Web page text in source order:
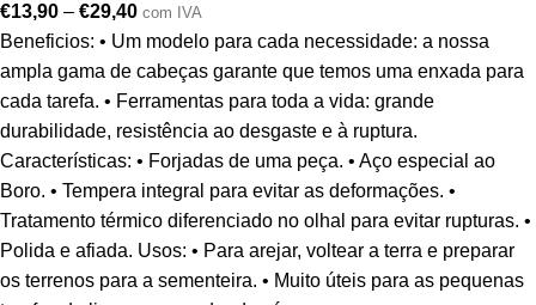
€13,90 – €29,40 com IVA
Beneficios: • Um modelo para cada necessidade: a nossa
ampla gama de cabeças garante que temos uma enxada para
cada tarefa. • Ferramentas para toda a vida: grande
durabilidade, resistência ao desgaste e à ruptura.
Características: • Forjadas de uma peça. • Aço especial ao
Boro. • Tempera integral para evitar as deformações. •
Tratamento térmico diferenciado no olhal para evitar rupturas. •
Polida e afiada. Usos: • Para arejar, voltear a terra e preparar
os terrenos para a sementeira. • Muito úteis para as pequenas